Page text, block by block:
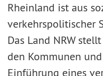
Rheinland ist aus
verkehrspolitischer
Das Land NRW
den Kommunen
Einführung eines